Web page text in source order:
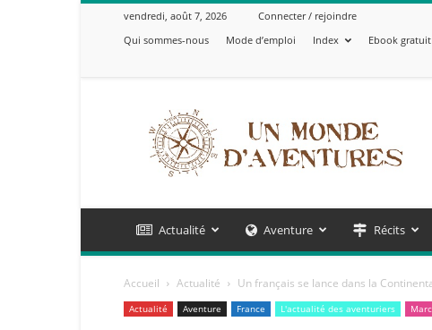
vendredi, août 7, 2026
Connecter / rejoindre
Qui sommes-nous
Mode d’emploi Index Ebook gratuit
Monde
d'Aventures
Actualité Aventure Récits
Accueil Actualité Un français se lance dans la
Actualité Aventure France L'actualité des aventuriers